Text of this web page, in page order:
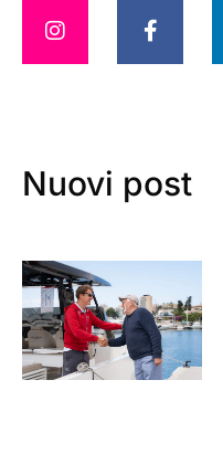
Nuovi post